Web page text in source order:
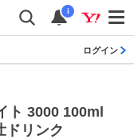
i
ログイン
ト 3000 100ml
ドリンク